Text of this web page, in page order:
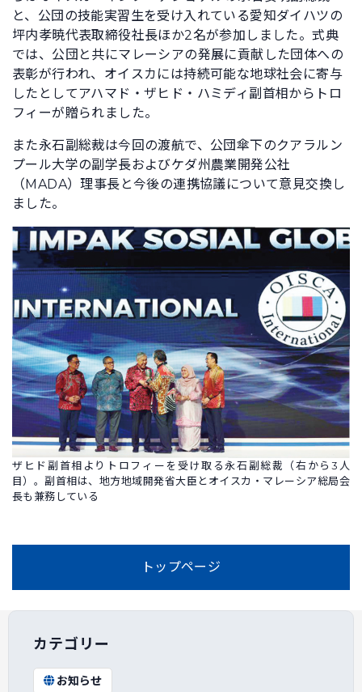
と、公団の技能実習生を受け入れている愛知ダイハツの
坪内孝暁代表取締役社長ほか2名が参加しました。式典
では、公団と共にマレーシアの発展に貢献した団体への
表彰が行われ、オイスカには持続可能な地球社会に寄与
したとしてアハマド・ザヒド・ハミディ副首相からトロ
フィーが贈られました。
また永石副総裁は今回の渡航で、公団傘下のクアラルン
プール大学の副学長およびケダ州農業開発公社
（MADA）理事長と今後の連携協議について意見交換し
ました。
ザヒド副首相よりトロフィーを受け取る永石副総裁（右から3人
目）。副首相は、地方地域開発省大臣とオイスカ・マレーシア総局会
長も兼務している
トップページ
カテゴリー
お知らせ